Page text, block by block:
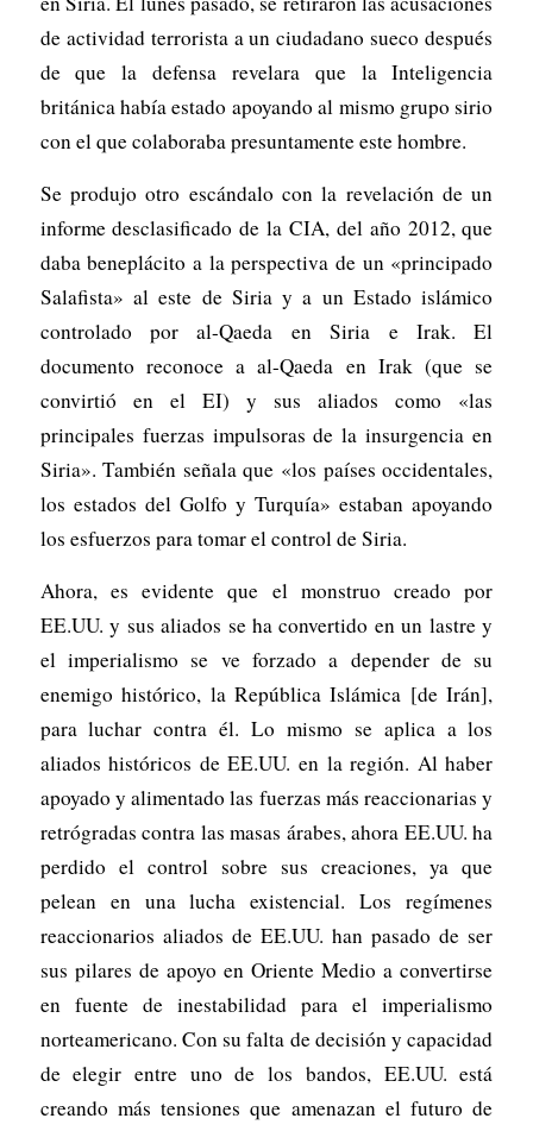
de actividad terrorista a un ciudadano sueco después
de que la defensa revelara que la Inteligencia
británica había estado apoyando al mismo grupo sirio
con el que colaboraba presuntamente este hombre.
Se produjo otro escándalo con la revelación de un
informe desclasificado de la CIA, del año 2012, que
daba beneplácito a la perspectiva de un «principado
Salafista» al este de Siria y a un Estado islámico
controlado por al-Qaeda en Siria e Irak. El
documento reconoce a al-Qaeda en Irak (que se
convirtió en el EI) y sus aliados como «las
principales fuerzas impulsoras de la insurgencia en
Siria». También señala que «los países occidentales,
los estados del Golfo y Turquía» estaban apoyando
los esfuerzos para tomar el control de Siria.
Ahora, es evidente que el monstruo creado por
EE.UU. y sus aliados se ha convertido en un lastre y
el imperialismo se ve forzado a depender de su
enemigo histórico, la República Islámica [de Irán],
para luchar contra él. Lo mismo se aplica a los
aliados históricos de EE.UU. en la región. Al haber
apoyado y alimentado las fuerzas más reaccionarias y
retrógradas contra las masas árabes, ahora EE.UU. ha
perdido el control sobre sus creaciones, ya que
pelean en una lucha existencial. Los regímenes
reaccionarios aliados de EE.UU. han pasado de ser
sus pilares de apoyo en Oriente Medio a convertirse
en fuente de inestabilidad para el imperialismo
norteamericano. Con su falta de decisión y capacidad
de elegir entre uno de los bandos, EE.UU. está
creando más tensiones que amenazan el futuro de